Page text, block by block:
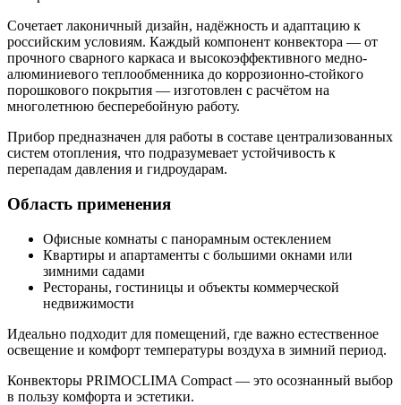
Сочетает лаконичный дизайн, надёжность и адаптацию к
российским условиям. Каждый компонент конвектора — от
прочного сварного каркаса и высокоэффективного медно-
алюминиевого теплообменника до коррозионно-стойкого
порошкового покрытия — изготовлен с расчётом на
многолетнюю бесперебойную работу.
Прибор предназначен для работы в составе централизованных
систем отопления, что подразумевает устойчивость к
перепадам давления и гидроударам.
Область применения
Офисные комнаты с панорамным остеклением
Квартиры и апартаменты с большими окнами или
зимними садами
Рестораны, гостиницы и объекты коммерческой
недвижимости
Идеально подходит для помещений, где важно естественное
освещение и комфорт температуры воздуха в зимний период.
Конвекторы PRIMOCLIMA Compact — это осознанный выбор
в пользу комфорта и эстетики.